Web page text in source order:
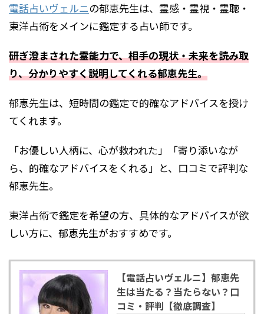
電話占いヴェルニの郁恵先生は、霊感・霊視・霊聴・
東洋占術をメインに鑑定する占い師です。
研ぎ澄まされた霊能力で、相手の現状・未来を読み取
り、分かりやすく説明してくれる郁恵先生。
郁恵先生は、短時間の鑑定で的確なアドバイスを授け
てくれます。
「お優しい人柄に、心が救われた」「寄り添いなが
ら、的確なアドバイスをくれる」と、口コミで評判な
郁恵先生。
東洋占術で鑑定を希望の方、具体的なアドバイスが欲
しい方に、郁恵先生がおすすめです。
【電話占いヴェルニ】郁恵先
生は当たる？当たらない？口
コミ・評判【徹底調査】